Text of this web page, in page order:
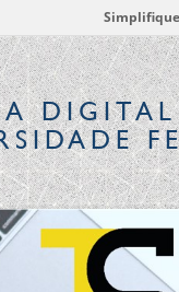
DIGITAL